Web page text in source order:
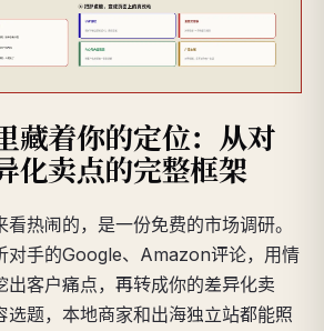
藏着你的定位：从对
化卖点的完整框架
热闹的，是一份免费的市场调研。
对手的Google、Amazon评论，用情
出客户痛点，再转成你的差异化卖
选题，本地商家和出海独立站都能照